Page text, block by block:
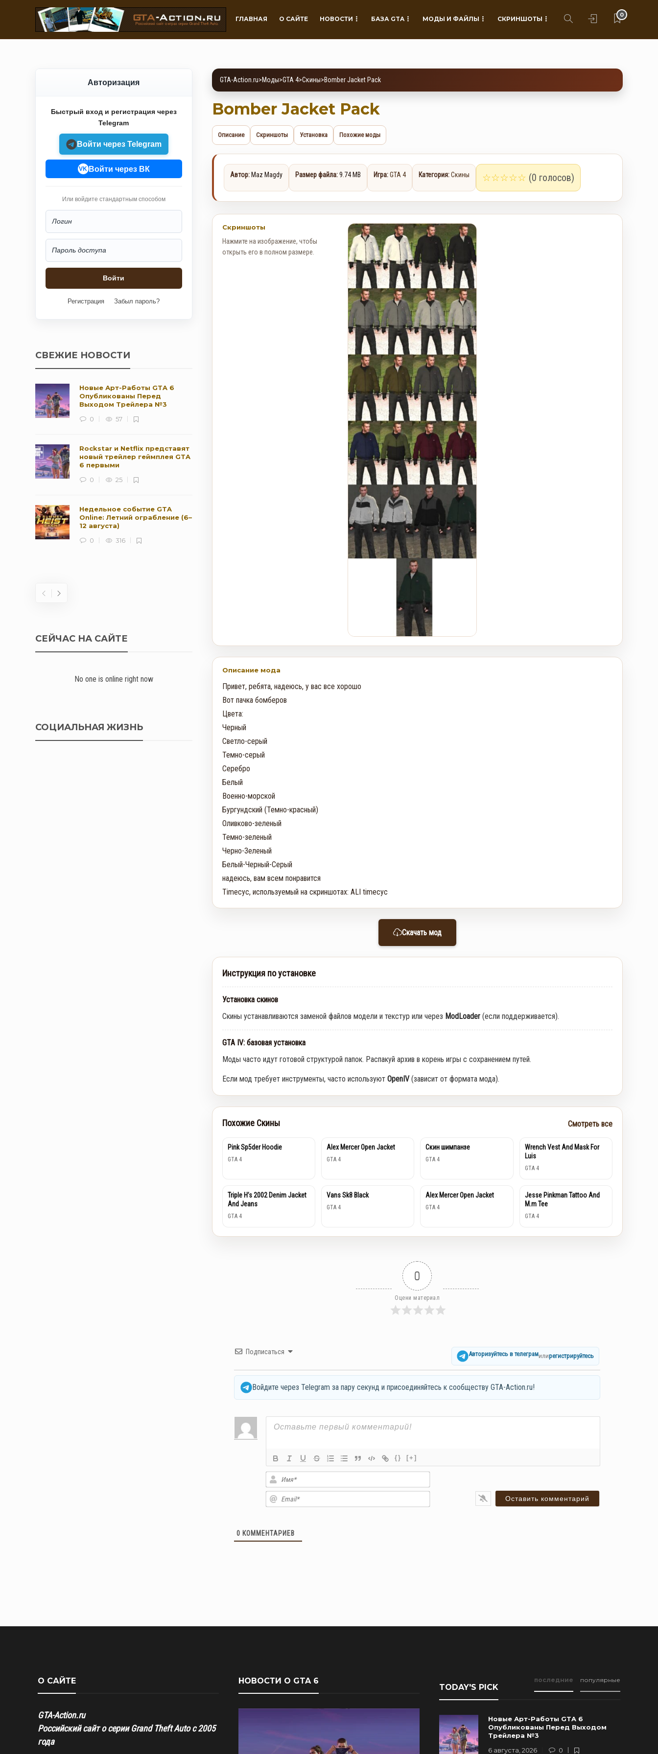
ГЛАВНАЯ О САЙТЕ НОВОСТИ БАЗА GTA МОДЫ И ФАЙЛЫ СКРИНШОТЫ
0
Авторизация
Быстрый вход и регистрация через
Telegram
Войти через Telegram
VK Войти через ВК
Или войдите стандартным способом
Регистрация Забыл пароль?
СВЕЖИЕ НОВОСТИ
Новые Арт-Работы GTA 6
Опубликованы Перед
Выходом Трейлера №3
0
57
Rockstar и Netflix представят
новый трейлер геймплея GTA
6 первыми
0
25
Недельное событие GTA
Online: Летний ограбление (6–
12 августа)
0
316
Месяц событий в Red Dead
обновление для исправления
проблем финала ограбления
номерной знак LS Pounders в
СЕЙЧАС НА САЙТЕ
No one is online right now
СОЦИАЛЬНАЯ ЖИЗНЬ
GTA-Action.ru>Моды>GTA 4>Скины>Bomber Jacket Pack
Bomber Jacket Pack
Описание Скриншоты Установка Похожие моды
Автор:Maz Magdy Размер файла:9.74 MB Игра:GTA 4 Категория:Скины ☆☆☆☆☆ (0 голосов)
Скриншоты
Нажмите на изображение, чтобы
открыть его в полном размере.
Описание мода
Привет, ребята, надеюсь, у вас все хорошо
Вот пачка бомберов
Цвета:
Черный
Светло-серый
Темно-серый
Серебро
Белый
Военно-морской
Бургундский (Темно-красный)
Оливково-зеленый
Темно-зеленый
Черно-Зеленый
Белый-Черный-Серый
надеюсь, вам всем понравится
Timecyc, используемый на скриншотах: ALI timecyc
Скачать мод
Инструкция по установке
Установка скинов
Скины устанавливаются заменой файлов модели и текстур или через ModLoader(если поддерживается).
GTA IV: базовая установка
Моды часто идут готовой структурой папок. Распакуй архив в корень игры с сохранением путей.
Если мод требует инструменты, часто используют OpenIV(зависит от формата мода).
Похожие Скины Смотреть все
Pink Sp5der Hoodie
GTA 4
Alex Mercer Open Jacket
GTA 4
Скин шимпанзе
GTA 4
Wrench Vest And Mask For
Luis
GTA 4
Triple H’s 2002 Denim Jacket
And Jeans
GTA 4
Vans Sk8 Black
GTA 4
Alex Mercer Open Jacket
GTA 4
Jesse Pinkman Tattoo And
M.m Tee
GTA 4
0
Оцени материал
Подписаться Авторизуйтесь в телеграмилирегистрируйтесь
Войдите через Telegram за пару секунд и присоединяйтесь к сообществу GTA-Action.ru!
{} [+]
Имя*
Email*
0 КОММЕНТАРИЕВ
О САЙТЕ
GTA-Action.ru
Российский сайт о серии Grand Theft Auto с 2005
года
НОВОСТИ О GTA 6
TODAY'S PICK
последние популярные
Новые Арт-Работы GTA 6
Опубликованы Перед Выходом
Трейлера №3
6 августа, 2026
0